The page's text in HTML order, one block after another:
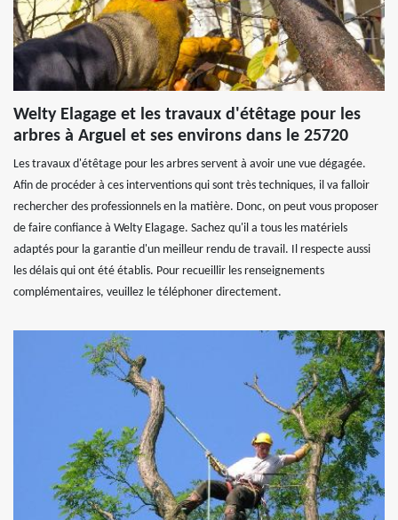
Welty Elagage et les travaux d'étêtage pour les
arbres à Arguel et ses environs dans le 25720
Les travaux d'étêtage pour les arbres servent à avoir une vue dégagée.
Afin de procéder à ces interventions qui sont très techniques, il va falloir
rechercher des professionnels en la matière. Donc, on peut vous proposer
de faire confiance à Welty Elagage. Sachez qu'il a tous les matériels
adaptés pour la garantie d'un meilleur rendu de travail. Il respecte aussi
les délais qui ont été établis. Pour recueillir les renseignements
complémentaires, veuillez le téléphoner directement.